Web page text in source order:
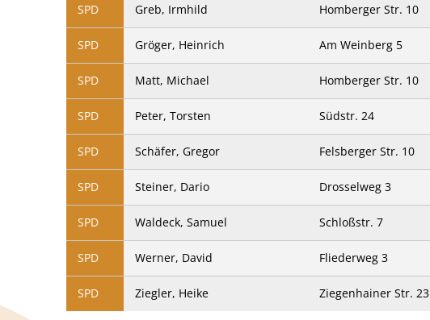
SPD Greb, Irmhild Homberger Str. 10
SPD Gröger, Heinrich Am Weinberg 5
SPD Matt, Michael Homberger Str. 10
SPD Peter, Torsten Südstr. 24
SPD Schäfer, Gregor Felsberger Str. 10
SPD Steiner, Dario Drosselweg 3
SPD Waldeck, Samuel Schloßstr. 7
SPD Werner, David Fliederweg 3
SPD Ziegler, Heike Ziegenhainer Str. 23